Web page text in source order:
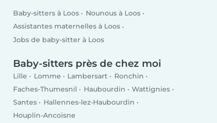
Baby-sitters à Loos
Nounous à Loos
Assistantes maternelles à Loos
Jobs de baby-sitter à Loos
Baby-sitters près de chez moi
Lille Lomme Lambersart
Ronchin
Faches-Thumesnil
Haubourdin
Wattignies
Santes
Hallennes-lez-Haubourdin
Houplin-Ancoisne